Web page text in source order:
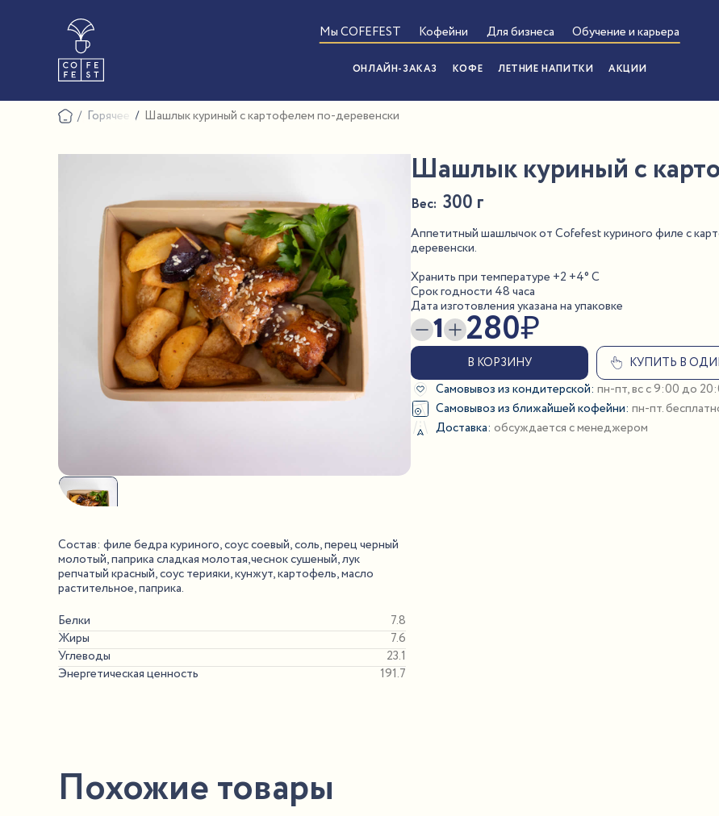
Мы COFEFEST Кофейни Для бизнеса Обучение и карьера
ОНЛАЙН-ЗАКАЗ КОФЕ ЛЕТНИЕ НАПИТКИ АКЦИИ
Горячее Шашлык куриный с картофелем по-деревенски
Состав: филе бедра куриного, соус соевый, соль, перец черный
молотый, паприка сладкая молотая,чеснок сушеный, лук
репчатый красный, соус терияки, кунжут, картофель, масло
растительное, паприка.
Белки
7.8
Жиры
7.6
Углеводы
23.1
Энергетическая ценность
191.7
Шашлык куриный с
Вес: 300 г
Аппетитный шашлычок от Cofefest куриного филе с
деревенски.
Хранить при температуре +2 +4° С
Срок годности 48 часа
Дата изготовления указана на упаковке
1 280₽
В КОРЗИНУ КУПИТЬ В
Самовывоз из кондитерской:пн-пт, вс с 9:00 до
Самовывоз из ближайшей кофейни:пн-пт.
Доставка:обсуждается с менеджером
Похожие товары